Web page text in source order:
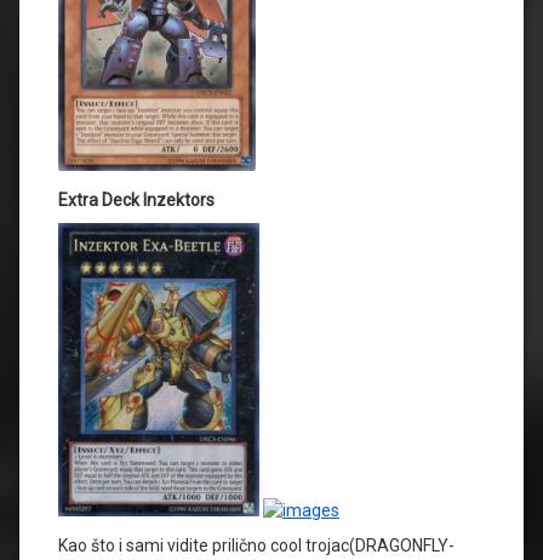
Extra Deck Inzektors
Kao što i sami vidite prilično cool trojac(DRAGONFLY-